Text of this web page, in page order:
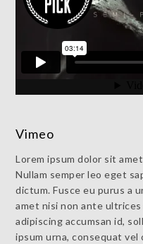
Vimeo
Lorem ipsum dolor sit
Nullam semper leo eget
dictum. Fusce eu purus a
amet nisi non ante
adipiscing accumsan id,
ipsum urna, consequat